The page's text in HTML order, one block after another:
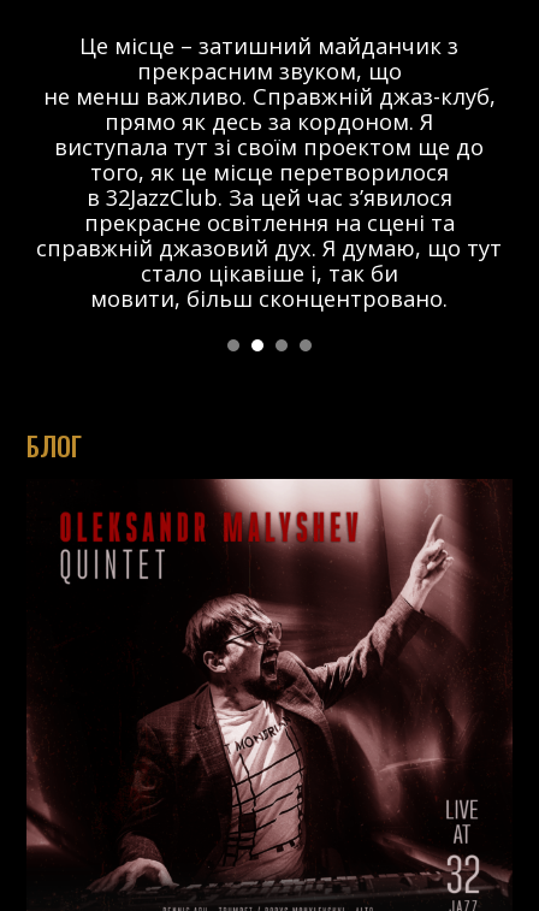
Це місце – затишний майданчик з
прекрасним звуком, що
не менш важливо. Справжній джаз-клуб,
прямо як десь за кордоном. Я
виступала тут зі своїм проектом ще до
того, як це місце перетворилося
в 32JazzClub. За цей час з’явилося
прекрасне освітлення на сцені та
справжній джазовий дух. Я думаю, що тут
стало цікавіше і, так би
мовити, більш сконцентровано.
БЛОГ